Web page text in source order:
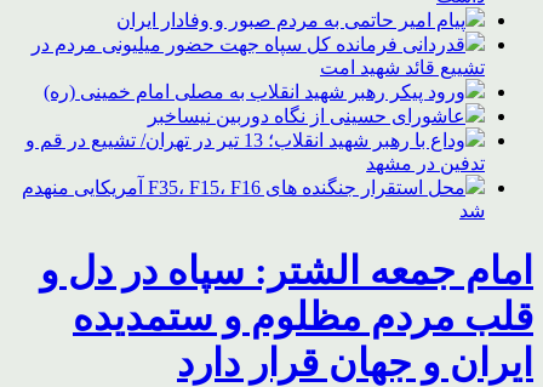
پیام امیر حاتمی به مردم صبور و وفادار ایران
قدردانی فرمانده کل سپاه جهت حضور میلیونی مردم در
تشییع قائد شهید امت
ورود پیکر رهبر شهید انقلاب به مصلی امام خمینی (ره)
عاشورای حسینی از نگاه دوربین نیساخبر
وداع با رهبر شهید انقلاب؛ 13 تیر در تهران/ تشییع در قم و
تدفین در مشهد
محل استقرار جنگنده های F35، F15، F16 آمریکایی منهدم
شد
امام جمعه الشتر: سپاه در دل و
قلب مردم مظلوم و ستمدیده
ایران و جهان قرار دارد